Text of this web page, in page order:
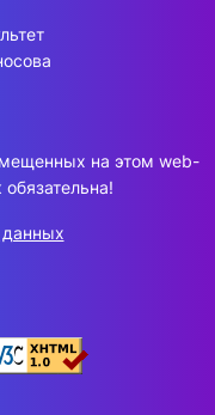
на этом web-
данных